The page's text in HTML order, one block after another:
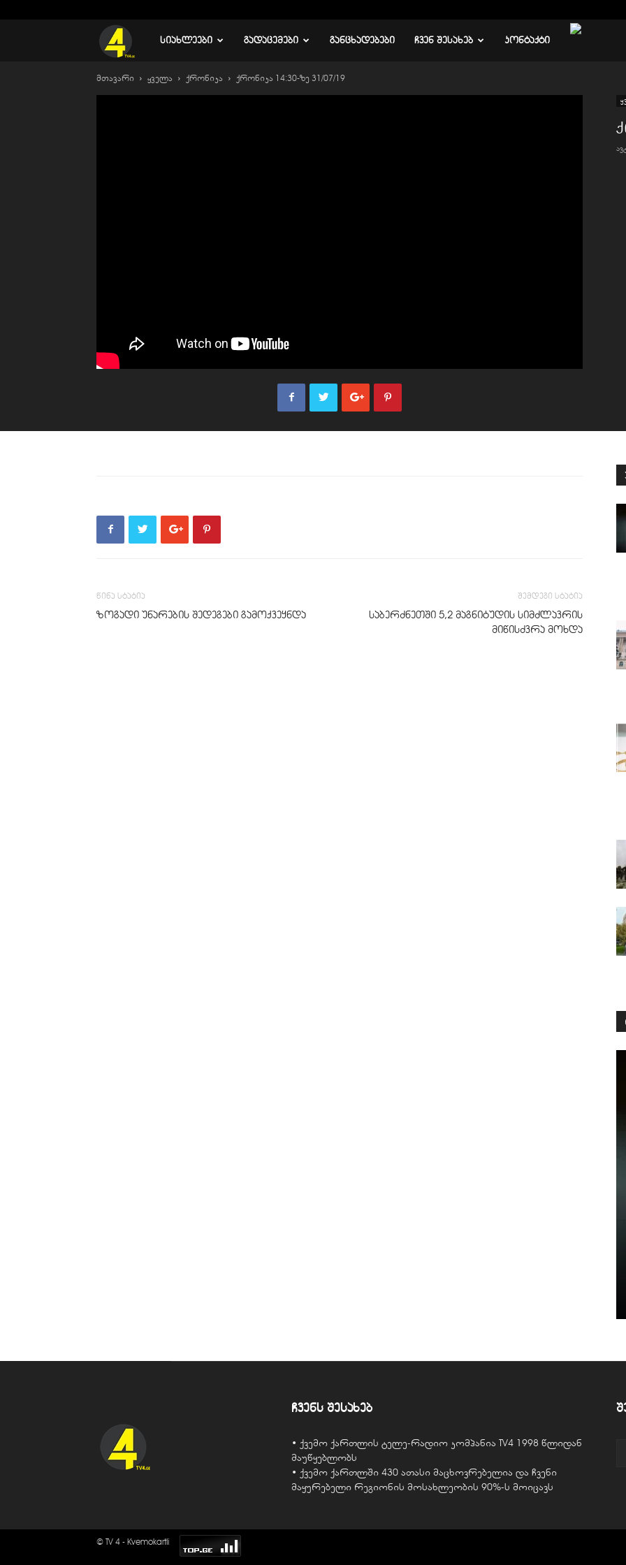
TV
4
ᲡᲘᲐᲮᲚᲔᲔᲑᲘ ᲒᲐᲓᲐᲪᲔᲛᲔᲑᲘ ᲒᲐᲜᲪᲮᲐᲓᲔᲑᲔᲑᲘ ᲩᲕᲔᲜ ᲨᲔᲡᲐᲮᲔᲑ ᲙᲝᲜᲢᲐᲥᲢᲘ
მთავარი ყველა ქრონიკა ქრონიკა 14:30-ზე 31/07/19
წინა სტატია
ზოგადი უნარების შედეგები გამოქვეყნდა
შემდეგი სტატია
საბერძნეთში 5,2 მაგნიტუდის სიმძლავრის
მიწისძვრა მოხდა
ჩვენს შესახებ
• ქვემო ქართლის ტელე-რადიო კომპანია TV4 1998 წლიდან
მაუწყებლობს
• ქვემო ქართლში 430 ათასი მაცხოვრებელია და ჩვენი
მაყურებელი რეგიონის მოსახლეობის 90%-ს მოიცავს
© TV 4 - Kvemokartli